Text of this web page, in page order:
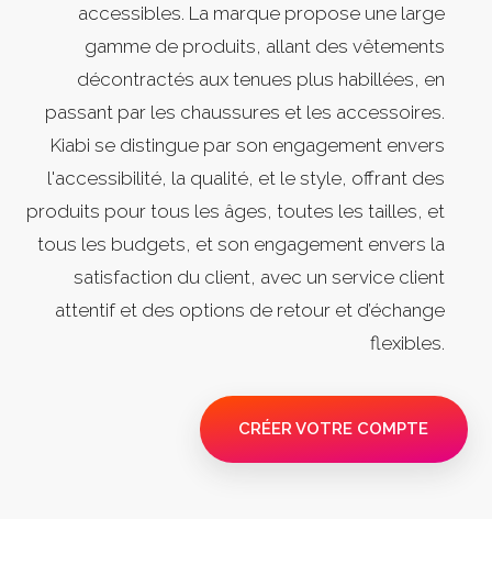
accessibles. La marque propose une large
gamme de produits, allant des vêtements
décontractés aux tenues plus habillées, en
passant par les chaussures et les accessoires.
Kiabi se distingue par son engagement envers
l'accessibilité, la qualité, et le style, offrant des
produits pour tous les âges, toutes les tailles, et
tous les budgets, et son engagement envers la
satisfaction du client, avec un service client
attentif et des options de retour et d’échange
flexibles.
CRÉER VOTRE COMPTE